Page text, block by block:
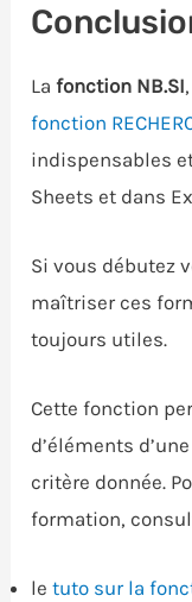
Lafonction NB.SI
fonction
indispensables
Sheets et dans
Si vous débutez
maîtriser ces
toujours utiles.
Cette fonction
d’éléments
critère donnée.
formation,
letuto sur la